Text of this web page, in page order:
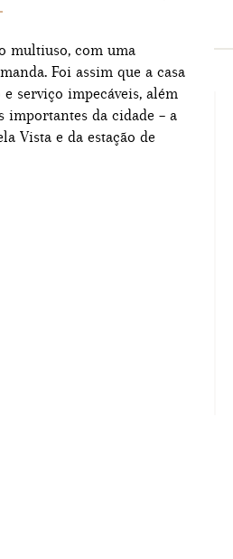
multiuso, com uma
Foi assim que a casa
serviço impecáveis, além
importantes da cidade – a
Vista e da estação de